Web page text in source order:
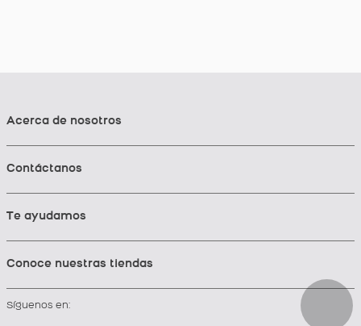
Acerca de nosotros
Contáctanos
Te ayudamos
Conoce nuestras tiendas
Síguenos en: